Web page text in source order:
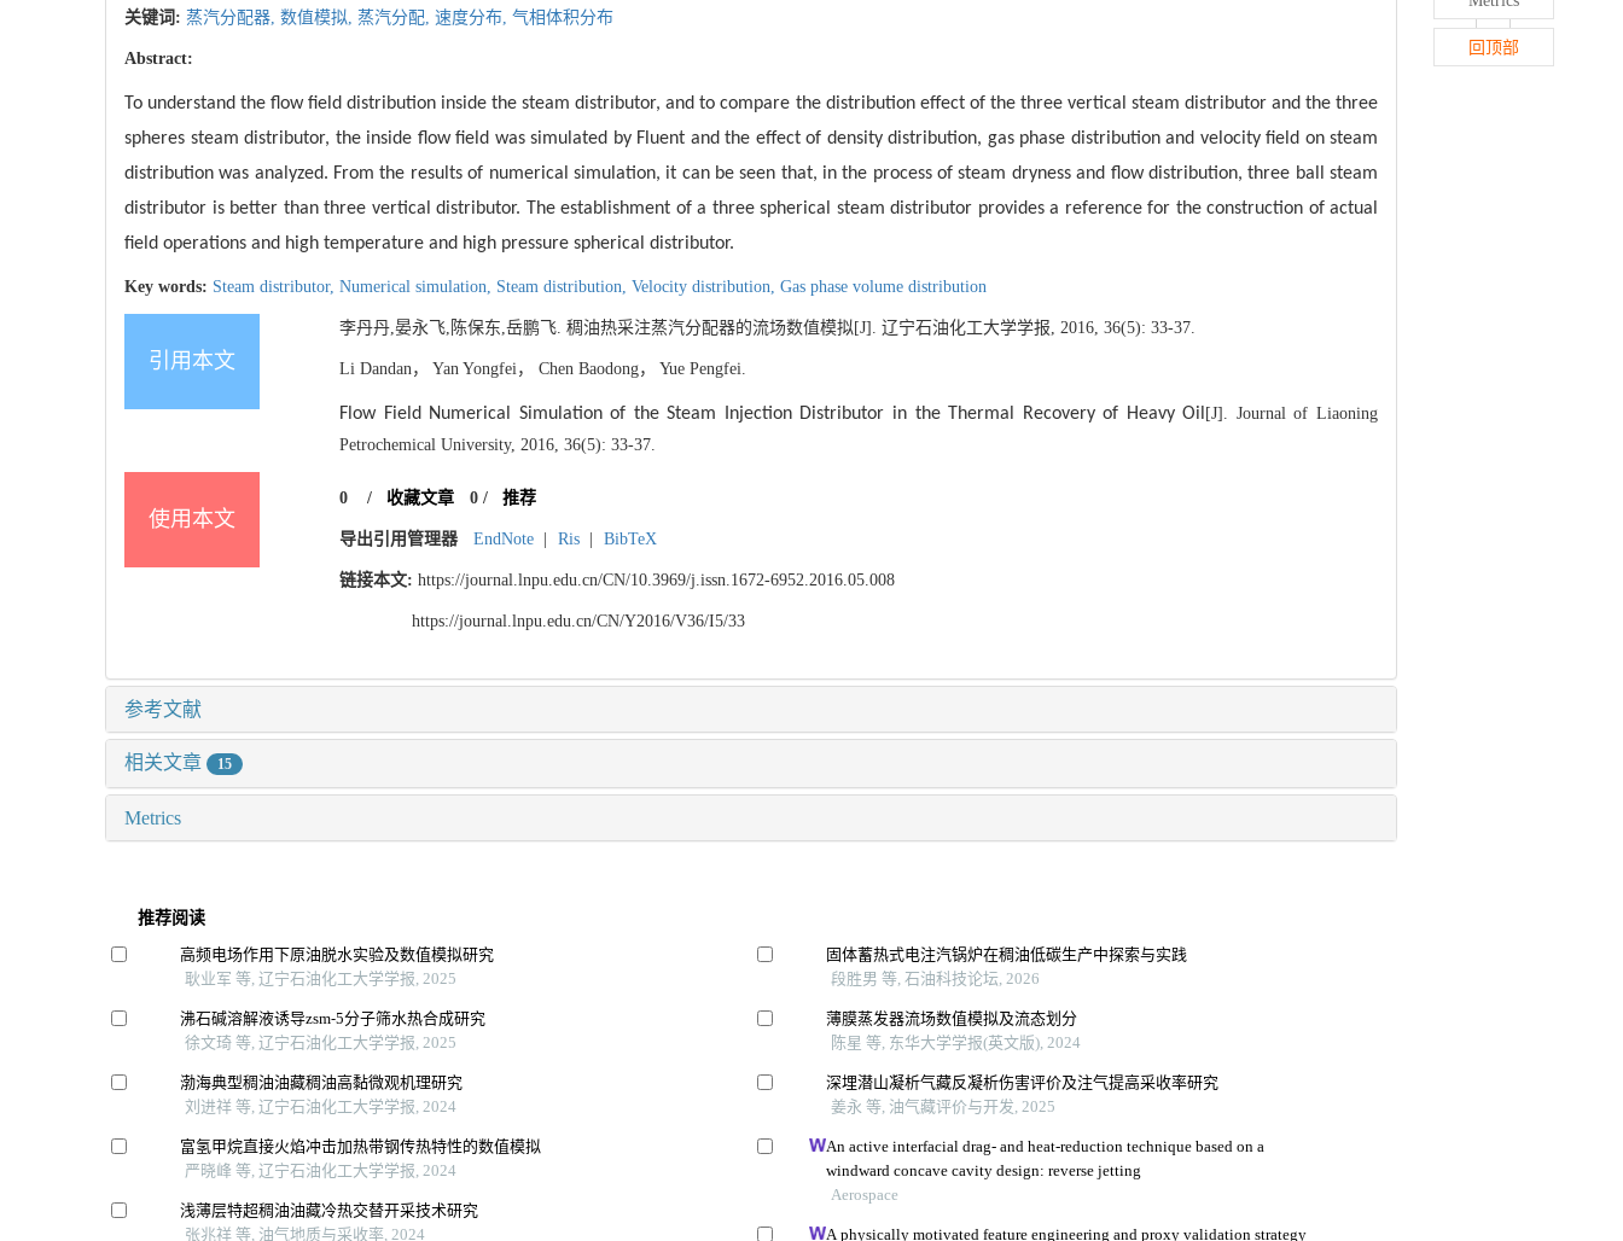
关键词: 蒸汽分配器, 数值模拟, 蒸汽分配, 速度分布, 气相体积分布
Abstract:
To understand the flow field distribution inside the steam distributor, and to compare the distribution effect of the three vertical steam distributor and the three
spheres steam distributor, the inside flow field was simulated by Fluent and the effect of density distribution, gas phase distribution and velocity field on steam
distribution was analyzed. From the results of numerical simulation, it can be seen that, in the process of steam dryness and flow distribution, three ball steam
distributor is better than three vertical distributor. The establishment of a three spherical steam distributor provides a reference for the construction of actual
field operations and high temperature and high pressure spherical distributor.
Key words: Steam distributor, Numerical simulation, Steam distribution, Velocity distribution, Gas phase volume distribution
引用本文
李丹丹,晏永飞,陈保东,岳鹏飞. 稠油热采注蒸汽分配器的流场数值模拟[J]. 辽宁石油化工大学学报, 2016, 36(5): 33-37.
Li Dandan， Yan Yongfei， Chen Baodong， Yue Pengfei.
Flow Field Numerical Simulation of the Steam Injection Distributor in the Thermal Recovery of Heavy Oil [J]. Journal of Liaoning
Petrochemical University, 2016, 36(5): 33-37.
使用本文
0 / 收藏文章 0/ 推荐
导出引用管理器 EndNote | Ris | BibTeX
链接本文: https://journal.lnpu.edu.cn/CN/10.3969/j.issn.1672-6952.2016.05.008
https://journal.lnpu.edu.cn/CN/Y2016/V36/I5/33
参考文献
相关文章 15
Metrics
推荐阅读
高频电场作用下原油脱水实验及数值模拟研究
耿业军 等, 辽宁石油化工大学学报, 2025
沸石碱溶解液诱导zsm⁃5分子筛水热合成研究
徐文琦 等, 辽宁石油化工大学学报, 2025
渤海典型稠油油藏稠油高黏微观机理研究
刘进祥 等, 辽宁石油化工大学学报, 2024
富氢甲烷直接火焰冲击加热带钢传热特性的数值模拟
严晓峰 等, 辽宁石油化工大学学报, 2024
浅薄层特超稠油油藏冷热交替开采技术研究
张兆祥 等, 油气地质与采收率, 2024
固体蓄热式电注汽锅炉在稠油低碳生产中探索与实践
段胜男 等, 石油科技论坛, 2026
薄膜蒸发器流场数值模拟及流态划分
陈星 等, 东华大学学报(英文版), 2024
深埋潜山凝析气藏反凝析伤害评价及注气提高采收率研究
姜永 等, 油气藏评价与开发, 2025
An active interfacial drag- and heat-reduction technique based on a
windward concave cavity design: reverse jetting
Aerospace
A physically motivated feature engineering and proxy validation strategy
回顶部